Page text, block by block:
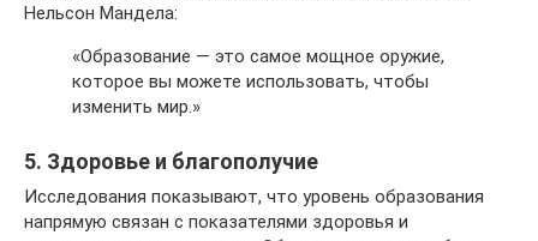
Нельсон Мандела:
«Образование — это самое мощное оружие,
которое вы можете использовать, чтобы
изменить мир.»
5. Здоровье и благополучие
Исследования показывают, что уровень образования
напрямую связан с показателями здоровья и